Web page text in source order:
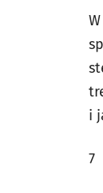
i
7